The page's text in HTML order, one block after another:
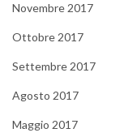
Novembre 2017
Ottobre 2017
Settembre 2017
Agosto 2017
Maggio 2017